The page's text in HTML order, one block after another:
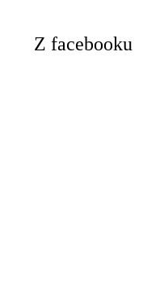
Z facebooku